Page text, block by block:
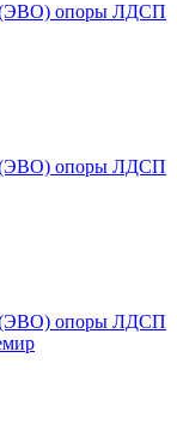
(ЭВО) опоры ЛДСП
(ЭВО) опоры ЛДСП
(ЭВО) опоры ЛДСП